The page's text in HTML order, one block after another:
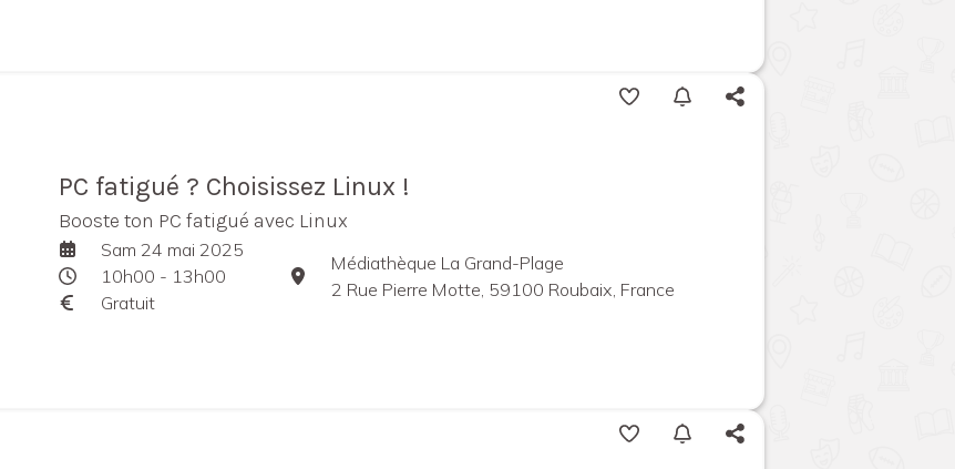
PC fatigué ? Choisissez Linux !
Booste ton PC fatigué avec Linux
Sam 24 mai 2025
10h00 - 13h00
Gratuit
Médiathèque La Grand-Plage
2 Rue Pierre Motte, 59100 Roubaix, France